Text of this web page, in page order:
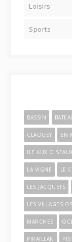
Loisirs
Sports
BASSIN
CLAOUEY EN
ILE AUX OISEAUX
LA VIGNE LE
LES JACQUETS
LES VILLAGES
MARCHES
PIRAILLAN